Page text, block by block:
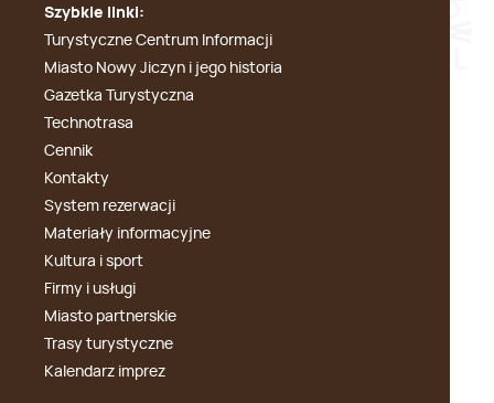
Szybkie linki:
Turystyczne Centrum Informacji
Miasto Nowy Jiczyn i jego historia
Gazetka Turystyczna
Technotrasa
Cennik
Kontakty
System rezerwacji
Materiały informacyjne
Kultura i sport
Firmy i usługi
Miasto partnerskie
Trasy turystyczne
Kalendarz imprez